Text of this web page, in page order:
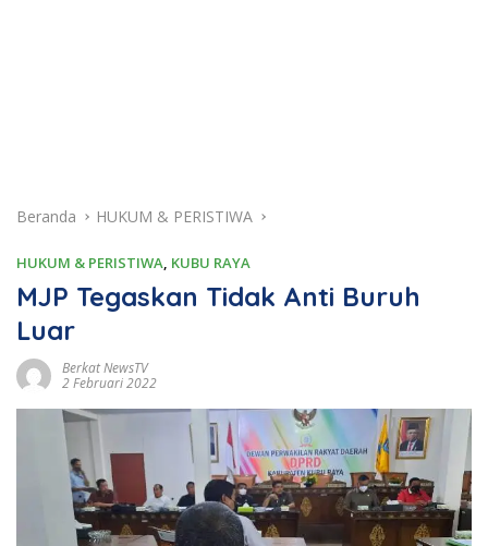
Beranda HUKUM & PERISTIWA
HUKUM & PERISTIWA, KUBU RAYA
MJP Tegaskan Tidak Anti Buruh
Luar
Berkat NewsTV
2 Februari 2022